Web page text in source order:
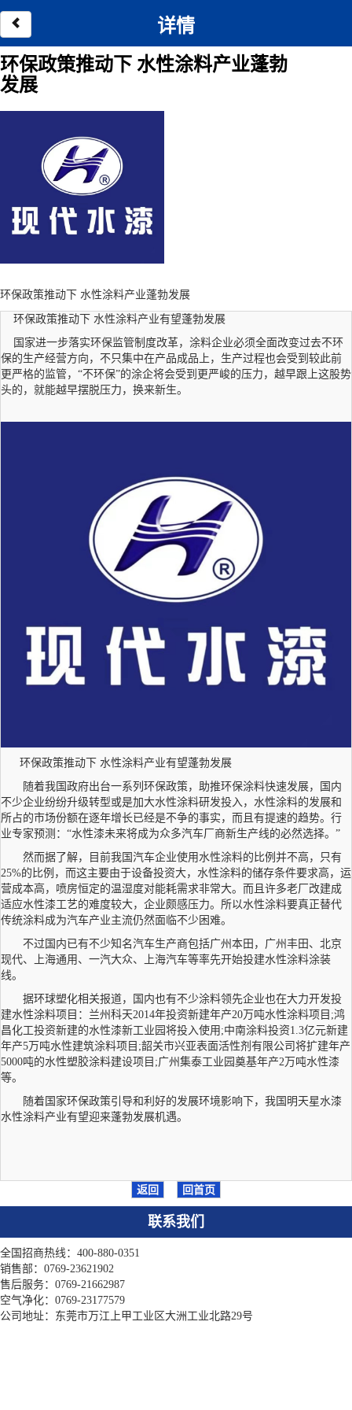
详情
环保政策推动下 水性涂料产业蓬勃
发展
环保政策推动下 水性涂料产业蓬勃发展
环保政策推动下 水性涂料产业有望蓬勃发展
国家进一步落实环保监管制度改革，涂料企业必须全面改变过去不环
保的生产经营方向，不只集中在产品成品上，生产过程也会受到较此前
更严格的监管，“不环保”的涂企将会受到更严峻的压力，越早跟上这股势
头的，就能越早摆脱压力，换来新生。
环保政策推动下 水性涂料产业有望蓬勃发展
随着我国政府出台一系列环保政策，助推环保涂料快速发展，国内
不少企业纷纷升级转型或是加大水性涂料研发投入，水性涂料的发展和
所占的市场份额在逐年增长已经是不争的事实，而且有提速的趋势。行
业专家预测：“水性漆未来将成为众多汽车厂商新生产线的必然选择。”
然而据了解，目前我国汽车企业使用水性涂料的比例并不高，只有
25%的比例，而这主要由于设备投资大，水性涂料的储存条件要求高，运
营成本高，喷房恒定的温湿度对能耗需求非常大。而且许多老厂改建成
适应水性漆工艺的难度较大，企业颇感压力。所以水性涂料要真正替代
传统涂料成为汽车产业主流仍然面临不少困难。
不过国内已有不少知名汽车生产商包括广州本田，广州丰田、北京
现代、上海通用、一汽大众、上海汽车等率先开始投建水性涂料涂装
线。
据环球塑化相关报道，国内也有不少涂料领先企业也在大力开发投
建水性涂料项目：兰州科天2014年投资新建年产20万吨水性涂料项目;鸿
昌化工投资新建的水性漆新工业园将投入使用;中南涂料投资1.3亿元新建
年产5万吨水性建筑涂料项目;韶关市兴亚表面活性剂有限公司将扩建年产
5000吨的水性塑胶涂料建设项目;广州集泰工业园奠基年产2万吨水性漆
等。
随着国家环保政策引导和利好的发展环境影响下，我国明天星水漆
水性涂料产业有望迎来蓬勃发展机遇。
返回 回首页
联系我们
全国招商热线：400-880-0351
销售部：0769-23621902
售后服务：0769-21662987
空气净化：0769-23177579
公司地址：东莞市万江上甲工业区大洲工业北路29号